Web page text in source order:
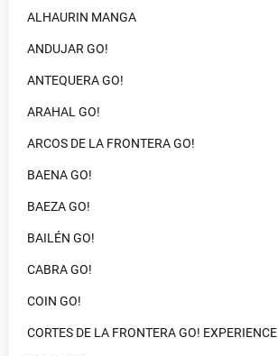
ALHAURIN MANGA
ANDUJAR GO!
ANTEQUERA GO!
ARAHAL GO!
ARCOS DE LA FRONTERA GO!
BAENA GO!
BAEZA GO!
BAILÉN GO!
CABRA GO!
COIN GO!
CORTES DE LA FRONTERA GO! EXPERIENCE